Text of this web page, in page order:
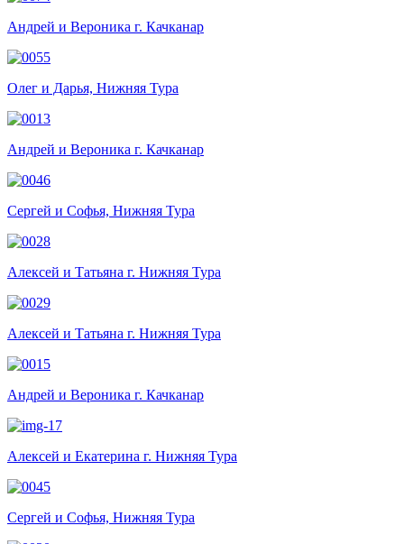
Андрей и Вероника г. Качканар
Олег и Дарья, Нижняя Тура
Андрей и Вероника г. Качканар
Сергей и Софья, Нижняя Тура
Алексей и Татьяна г. Нижняя Тура
Алексей и Татьяна г. Нижняя Тура
Андрей и Вероника г. Качканар
Алексей и Екатерина г. Нижняя Тура
Сергей и Софья, Нижняя Тура